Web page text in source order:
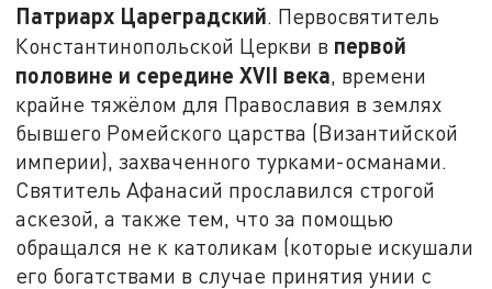
Патриарх Цареградский. Первосвятитель
Константинопольской Церкви в первой
половине и середине XVII века, времени
крайне тяжёлом для Православия в землях
бывшего Ромейского царства (Византийской
империи), захваченного турками-османами.
Святитель Афанасий прославился строгой
аскезой, а также тем, что за помощью
обращался не к католикам (которые искушали
его богатствами в случае принятия унии с